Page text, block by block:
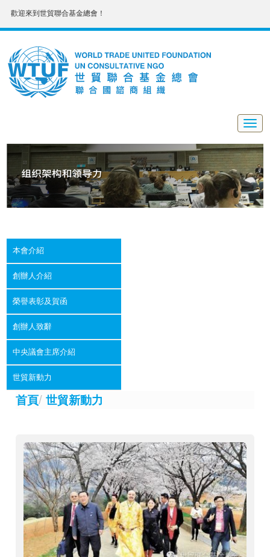
歡迎來到世貿聯合基金總會！
本會介紹
創辦人介紹
榮譽表彰及賀函
創辦人致辭
中央議會主席介紹
世貿新動力
首頁/世貿新動力